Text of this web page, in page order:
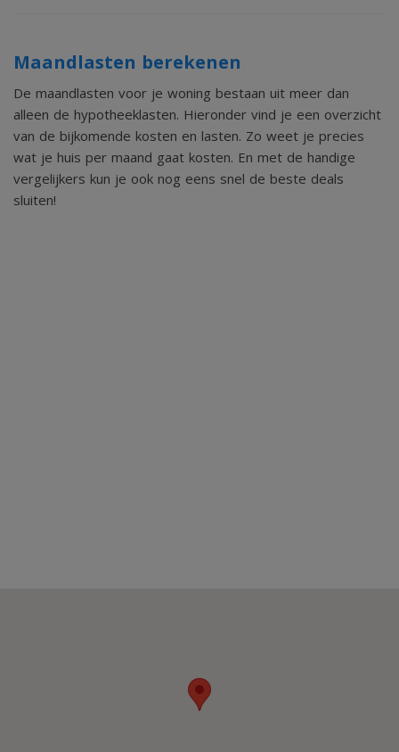
Maandlasten berekenen
De maandlasten voor je woning bestaan uit meer dan
alleen de hypotheeklasten. Hieronder vind je een overzicht
van de bijkomende kosten en lasten. Zo weet je precies
wat je huis per maand gaat kosten. En met de handige
vergelijkers kun je ook nog eens snel de beste deals
sluiten!